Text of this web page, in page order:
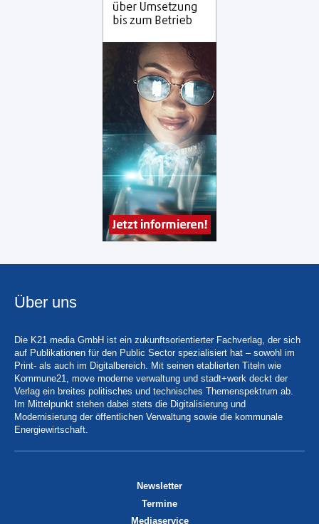
Über uns
Die K21 media GmbH ist ein zukunftsorientierter Fachverlag, der sich
auf Publikationen für den Public Sector spezialisiert hat – sowohl im
Print- als auch im Digitalbereich. Mit seinen etablierten Titeln wie
Kommune21, move moderne verwaltung und stadt+werk deckt der
Verlag ein breites politisches und technisches Themenspektrum ab.
Im Mittelpunkt stehen dabei stets die Digitalisierung und
Modernisierung der öffentlichen Verwaltung sowie die kommunale
Energiewirtschaft.
Newsletter
Termine
Mediaservice